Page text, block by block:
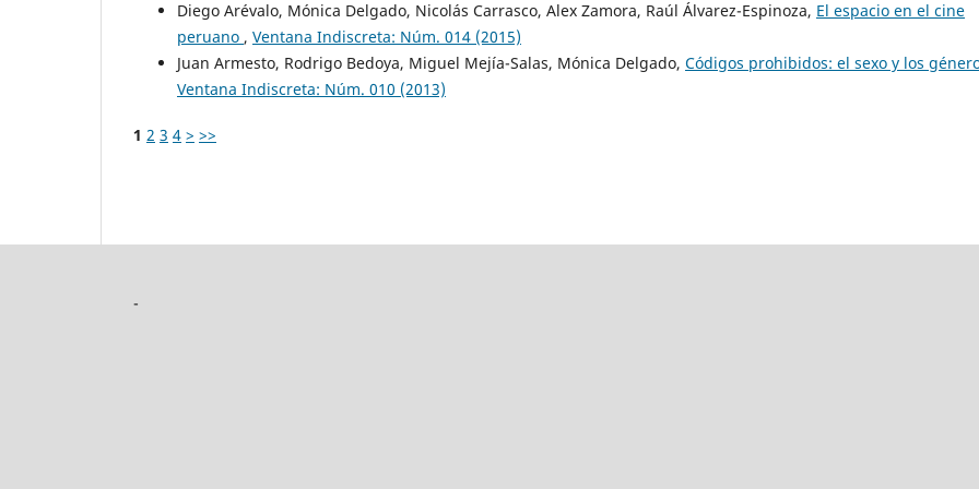
Diego Arévalo, Mónica Delgado, Nicolás Carrasco, Alex Zamora, Raúl Álvarez-Espinoza, El espacio en el cine
peruano , Ventana Indiscreta: Núm. 014 (2015)
Juan Armesto, Rodrigo Bedoya, Miguel Mejía-Salas, Mónica Delgado, Códigos prohibidos: el sexo y los
Ventana Indiscreta: Núm. 010 (2013)
1 2 3 4 > >>
-